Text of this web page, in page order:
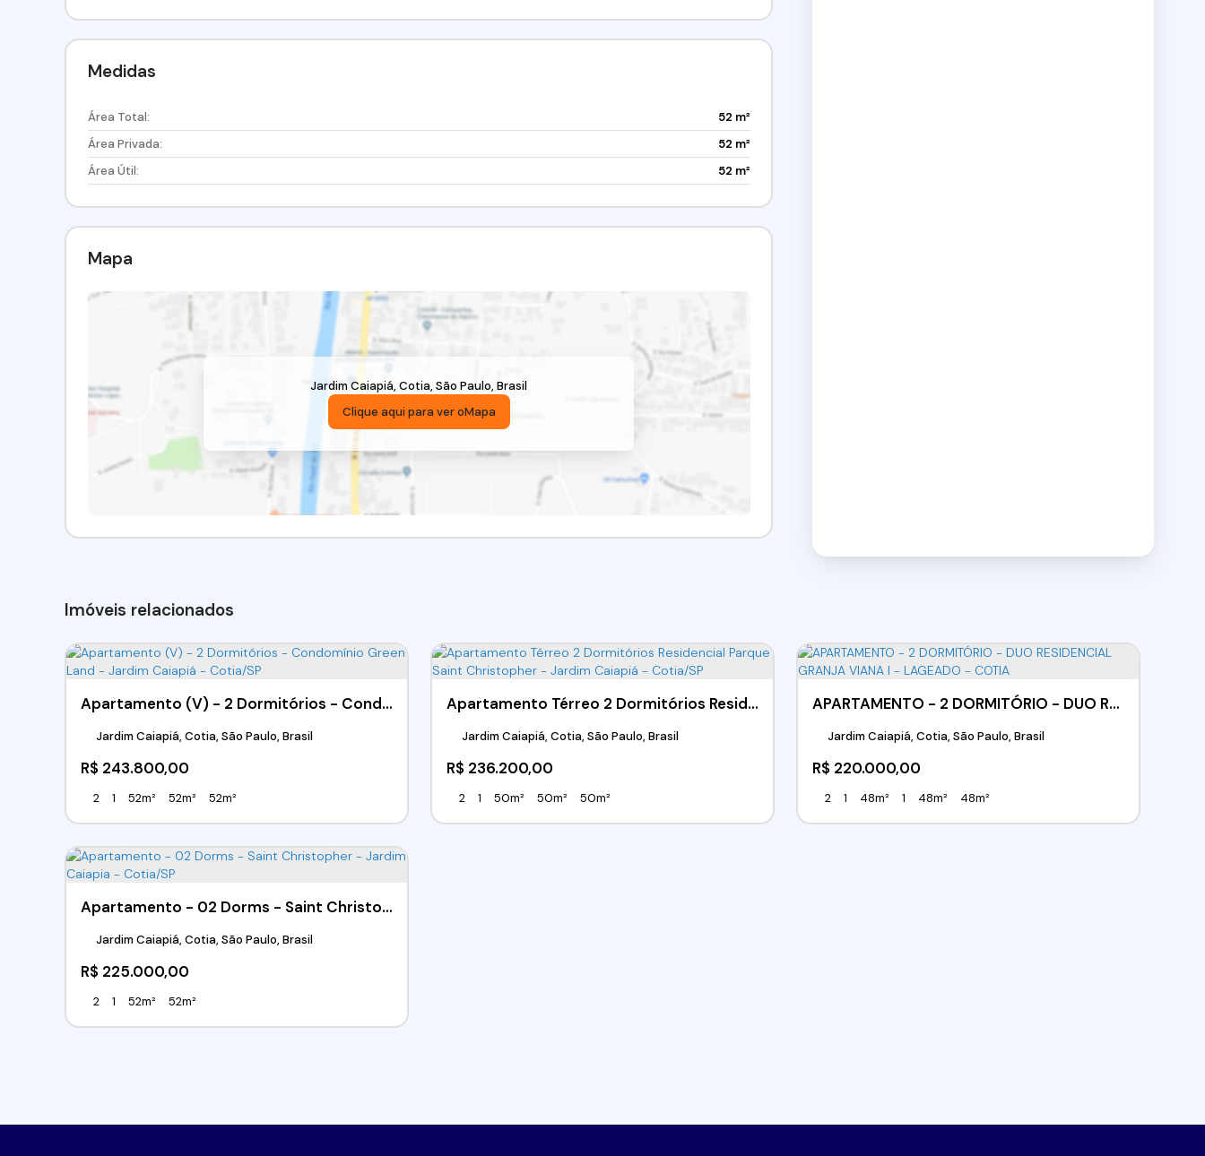
Medidas
Área Total:
52 m²
Área Privada:
52 m²
Área Útil:
52 m²
Mapa
Jardim Caiapiá, Cotia, São Paulo, Brasil
Clique aqui para ver oMapa
Imóveis relacionados
Apartamento (V) - 2 Dormitórios - Condomínio Green Land - Jardim Caiapiá - Cotia/SP
R$ 243.800,00
Jardim Caiapiá, Cotia, São Paulo, Brasil
2 1 52m² 52m² 52m²
Apartamento Térreo 2 Dormitórios Residencial Parque Saint Christopher - Jardim Caiapiá - Cotia/SP
R$ 236.200,00
Jardim Caiapiá, Cotia, São Paulo, Brasil
2 1 50m² 50m² 50m²
APARTAMENTO - 2 DORMITÓRIO - DUO RESIDENCIAL GRANJA VIANA l - LAGEADO - COTIA
R$ 220.000,00
Jardim Caiapiá, Cotia, São Paulo, Brasil
2 1 48m² 1 48m² 48m²
Apartamento - 02 Dorms - Saint Christopher - Jardim Caiapia - Cotia/SP
R$ 225.000,00
Jardim Caiapiá, Cotia, São Paulo, Brasil
2 1 52m² 52m²